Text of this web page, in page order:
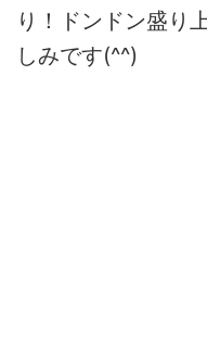
り！ドンドン盛り
しみです(^^)